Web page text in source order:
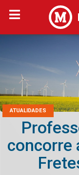
ATUALIDADES
concorre